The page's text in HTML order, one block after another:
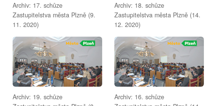
Archiv: 17. schůze
Zastupitelstva města Plzně (9.
11. 2020)
Archiv: 18. schůze
Zastupitelstva města Plzně (14.
12. 2020)
Archiv: 19. schůze
Archiv: 16. schůze